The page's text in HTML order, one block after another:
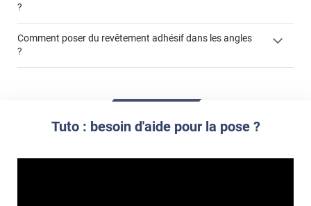
colle
?
Commander à la taille des carreaux et réappliquer un joint
propre par dessus
Comment poser du revêtement adhésif dans les angles
?
Tuto : besoin d'aide pour la pose ?